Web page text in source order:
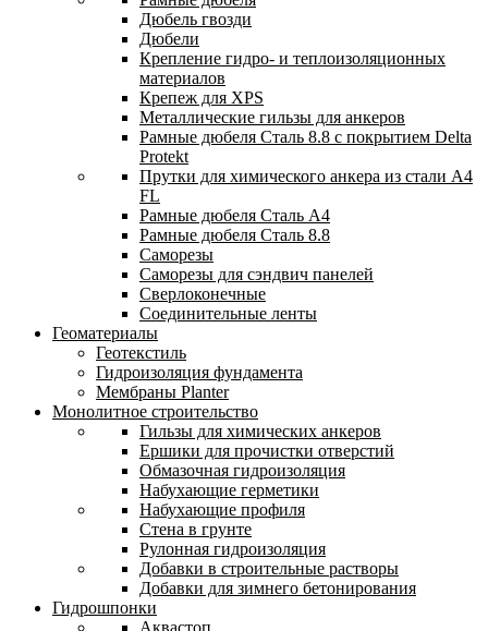
Дюбель гвозди
Дюбели
Крепление гидро- и теплоизоляционных
материалов
Крепеж для XPS
Металлические гильзы для анкеров
Рамные дюбеля Сталь 8.8 с покрытием Delta
Protekt
Прутки для химического анкера из стали А4
FL
Рамные дюбеля Сталь A4
Рамные дюбеля Сталь 8.8
Саморезы
Саморезы для сэндвич панелей
Сверлоконечные
Соединительные ленты
Геоматериалы
Геотекстиль
Гидроизоляция фундамента
Мембраны Planter
Монолитное строительство
Гильзы для химических анкеров
Ершики для прочистки отверстий
Обмазочная гидроизоляция
Набухающие герметики
Набухающие профиля
Стена в грунте
Рулонная гидроизоляция
Добавки в строительные растворы
Добавки для зимнего бетонирования
Гидрошпонки
Аквастоп